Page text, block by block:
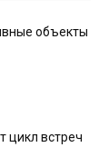
объекты
цикл встреч